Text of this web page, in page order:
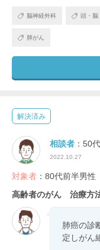
脳神経外科 頭・脳
肺がん
解決済み
相談者 ：50
2022.10.27
対象者 ：80代前半男性
高齢者のがん 治療方
肺癌の診
定しがん